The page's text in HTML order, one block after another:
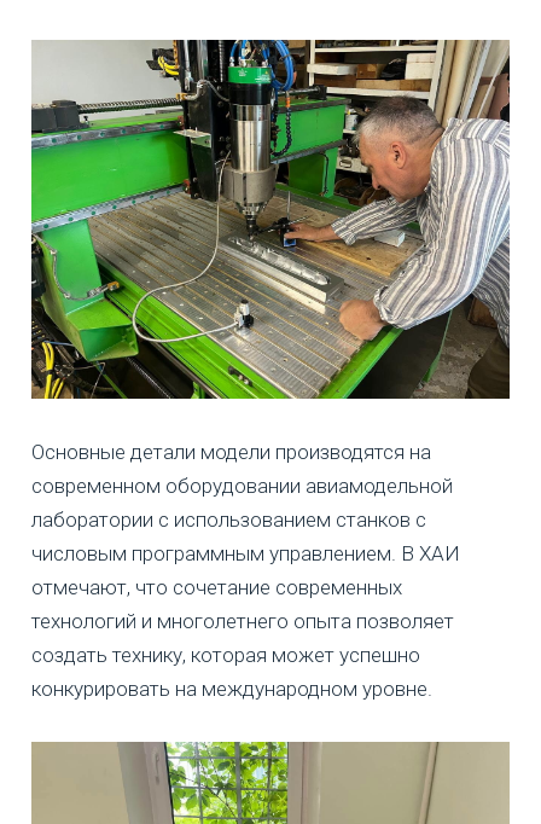
Основные детали модели производятся на
современном оборудовании авиамодельной
лаборатории с использованием станков с
числовым программным управлением. В ХАИ
отмечают, что сочетание современных
технологий и многолетнего опыта позволяет
создать технику, которая может успешно
конкурировать на международном уровне.